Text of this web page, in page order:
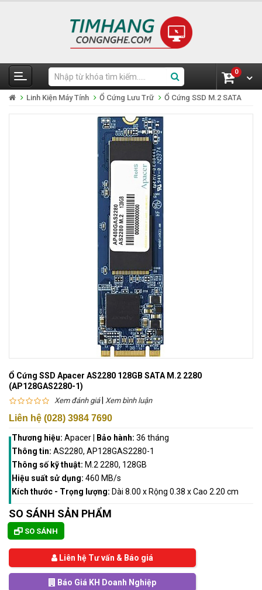
0
Linh Kiện Máy Tính Ổ Cứng Lưu Trữ Ổ Cứng SSD M.2 SATA
Ổ Cứng SSD Apacer AS2280 128GB SATA M.2 2280
(AP128GAS2280-1)
Xem đánh giá| Xem bình luận
Liên hệ (028) 3984 7690
Thương hiệu: Apacer Bảo hành: 36 tháng
Thông tin: AS2280, AP128GAS2280-1
Thông số kỹ thuật: M.2 2280, 128GB
Hiệu suất sử dụng: 460 MB/s
Kích thước - Trọng lượng: Dài 8.00 x Rộng 0.38 x Cao 2.20 cm
SO SÁNH SẢN PHẨM
SO SÁNH
Liên hệ Tư vấn & Báo giá
Báo Giá KH Doanh Nghiệp